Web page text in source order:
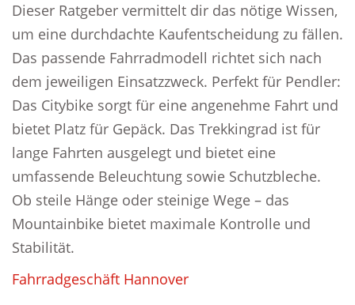
Dieser Ratgeber vermittelt dir das nötige Wissen,
um eine durchdachte Kaufentscheidung zu fällen.
Das passende Fahrradmodell richtet sich nach
dem jeweiligen Einsatzzweck. Perfekt für Pendler:
Das Citybike sorgt für eine angenehme Fahrt und
bietet Platz für Gepäck. Das Trekkingrad ist für
lange Fahrten ausgelegt und bietet eine
umfassende Beleuchtung sowie Schutzbleche.
Ob steile Hänge oder steinige Wege – das
Mountainbike bietet maximale Kontrolle und
Stabilität.
Fahrradgeschäft Hannover